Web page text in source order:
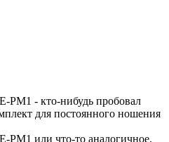
PM1 - кто-нибудь пробовал
для постоянного ношения
PM1 или что-то аналогичное.